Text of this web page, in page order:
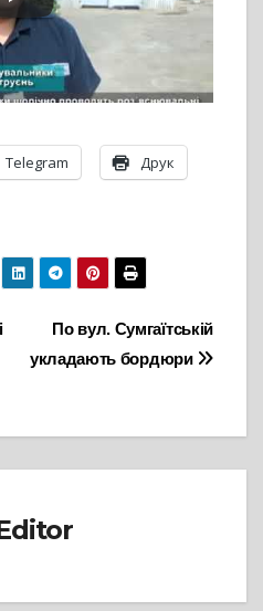
Telegram Друк
По вул. Сумгаїтській
укладають бордюри